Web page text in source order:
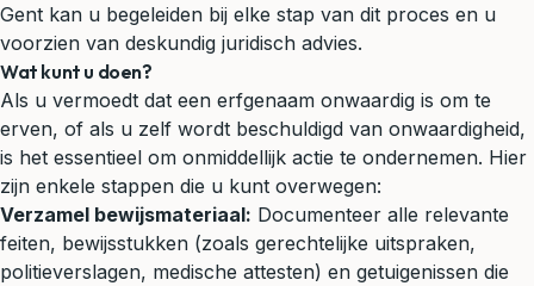
Gent kan u begeleiden bij elke stap van dit proces en u
voorzien van deskundig juridisch advies.
Wat kunt u doen?
Als u vermoedt dat een erfgenaam onwaardig is om te
erven, of als u zelf wordt beschuldigd van onwaardigheid,
is het essentieel om onmiddellijk actie te ondernemen. Hier
zijn enkele stappen die u kunt overwegen:
Verzamel bewijsmateriaal: Documenteer alle relevante
feiten, bewijsstukken (zoals gerechtelijke uitspraken,
politieverslagen, medische attesten) en getuigenissen die